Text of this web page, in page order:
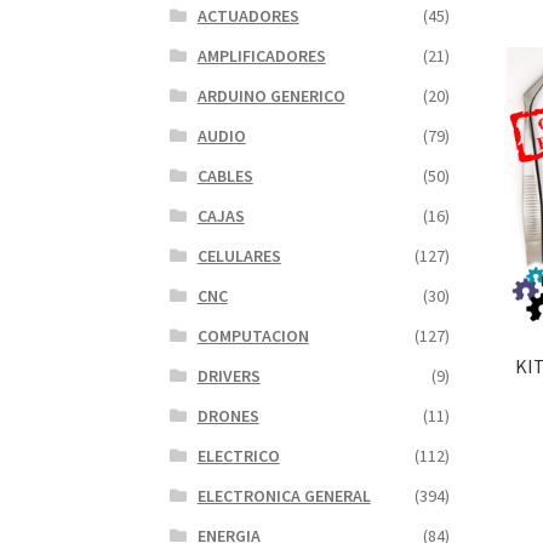
ACTUADORES
(45)
AMPLIFICADORES
(21)
ARDUINO GENERICO
(20)
AUDIO
(79)
CABLES
(50)
CAJAS
(16)
CELULARES
(127)
CNC
(30)
COMPUTACION
(127)
DRIVERS
(9)
DRONES
(11)
ELECTRICO
(112)
ELECTRONICA GENERAL
(394)
ENERGIA
(84)